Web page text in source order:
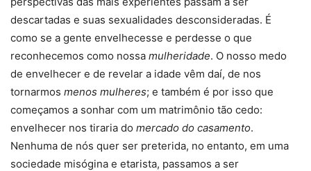
descartadas e suas sexualidades desconsideradas. É
como se a gente envelhecesse e perdesse o que
reconhecemos como nossa mulheridade. O nosso medo
de envelhecer e de revelar a idade vêm daí, de nos
tornarmos menos mulheres; e também é por isso que
começamos a sonhar com um matrimônio tão cedo:
envelhecer nos tiraria do mercado do casamento.
Nenhuma de nós quer ser preterida, no entanto, em uma
sociedade misógina e etarista, passamos a ser